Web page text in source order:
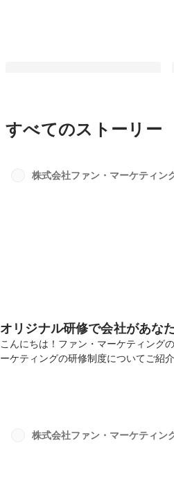
最新順で表示
すべてのストーリー
株式会社ファン・マーケティン
オリジナル研修で会社があな
こんにちは！ファン・マーケティング
ーケティングの研修制度についてご紹
付けることができます💪ここでは、新
「仕事への価値観がポジティブになっ
株式会社ファン・マーケティン